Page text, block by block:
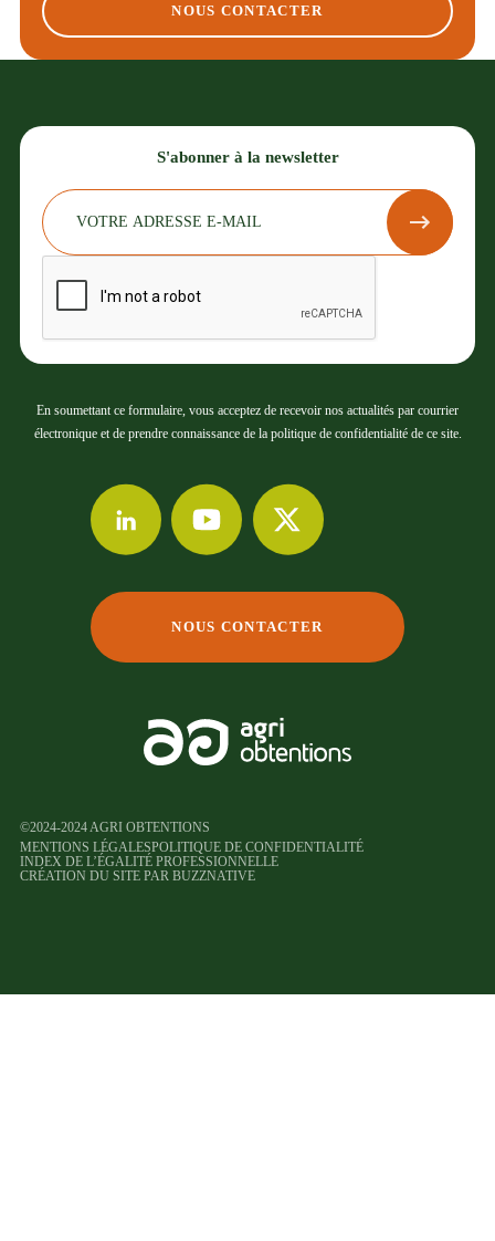
NOUS CONTACTER
S'abonner à la newsletter
En soumettant ce formulaire, vous acceptez de recevoir nos actualités par courrier
électronique et de prendre connaissance de la politique de confidentialité de ce site.
NOUS CONTACTER
©2024-2024 AGRI OBTENTIONS
MENTIONS LÉGALESPOLITIQUE DE CONFIDENTIALITÉ
INDEX DE L’ÉGALITÉ PROFESSIONNELLE
CRÉATION DU SITE PAR BUZZNATIVE